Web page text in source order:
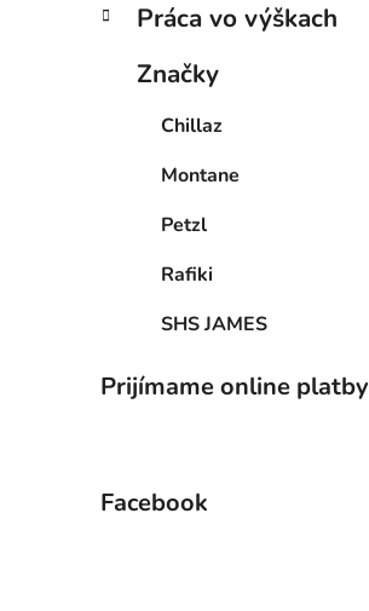
Práca vo výškach
Značky
Chillaz
Montane
Petzl
Rafiki
SHS JAMES
Prijímame online platby
Facebook